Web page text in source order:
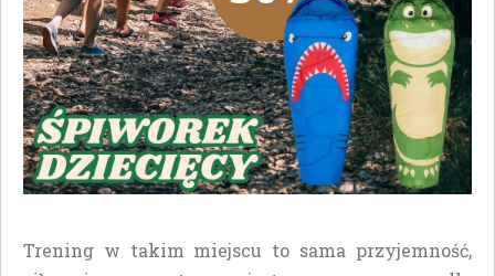
Trening w takim miejscu to sama przyjemność,